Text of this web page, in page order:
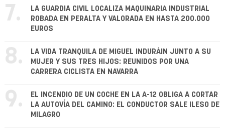
7.
LA GUARDIA CIVIL LOCALIZA MAQUINARIA INDUSTRIAL
ROBADA EN PERALTA Y VALORADA EN HASTA 200.000
EUROS
8.
LA VIDA TRANQUILA DE MIGUEL INDURÁIN JUNTO A SU
MUJER Y SUS TRES HIJOS: REUNIDOS POR UNA
CARRERA CICLISTA EN NAVARRA
9.
EL INCENDIO DE UN COCHE EN LA A-12 OBLIGA A CORTAR
LA AUTOVÍA DEL CAMINO: EL CONDUCTOR SALE ILESO DE
MILAGRO